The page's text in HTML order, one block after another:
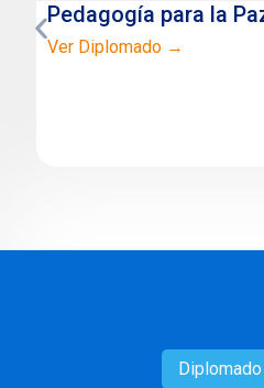
Pedagogía para la
Ver Diplomado →
Diplomado